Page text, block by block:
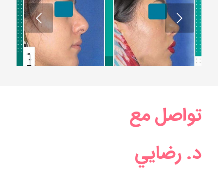
السابق
تواصل مع
د. رضايي